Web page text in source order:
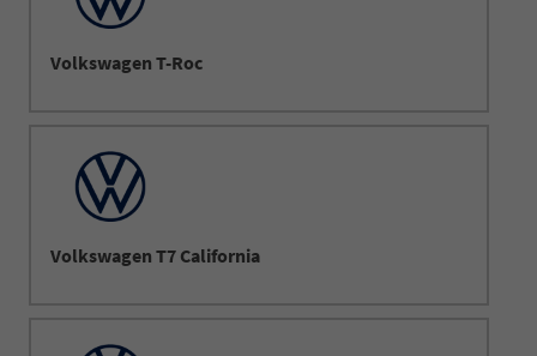
Volkswagen T-Roc
Volkswagen T7 California